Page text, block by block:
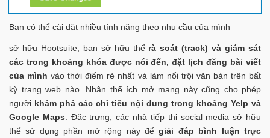
Bạn có thể cài đặt nhiều tính năng theo nhu cầu của mình
sở hữu Hootsuite, bạn sở hữu thể rà soát (track) và giám sát
các trong khoảng khóa được nói đến, đặt lịch đăng bài viết
của mình vào thời điểm rẻ nhất và làm nổi trội văn bản trên bất
kỳ trang web nào. Nhân thể ích mở mang này cũng cho phép
người khám phá các chỉ tiêu nội dung trong khoảng Yelp và
Google Maps . Đặc trưng, các nhà tiếp thị social media sở hữu
thể sử dụng phần mở rộng này đểgiải đáp bình luận trực